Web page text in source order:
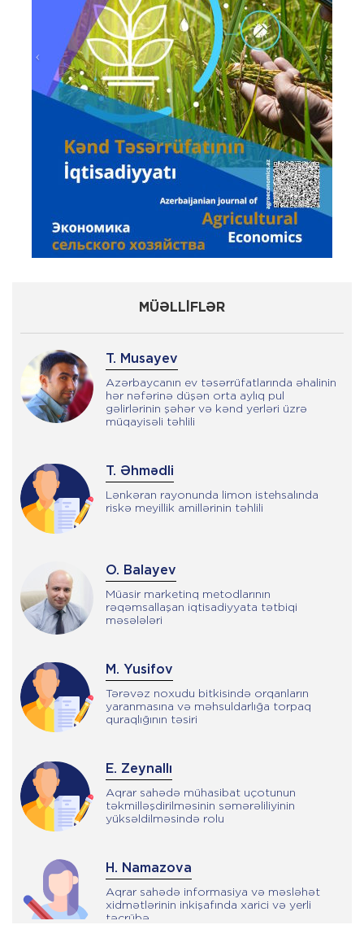
MÜƏLLİFLƏR
T. Musayev
Azərbaycanın ev təsərrüfatlarında əhalinin
hər nəfərinə düşən orta aylıq pul
gəlirlərinin şəhər və kənd yerləri üzrə
müqayisəli təhlili
T. Əhmədli
Lənkəran rayonunda limon istehsalında
riskə meyillik amillərinin təhlili
O. Balayev
Müasir marketinq metodlarının
rəqəmsallaşan iqtisadiyyata tətbiqi
məsələləri
M. Yusifov
Tərəvəz noxudu bitkisində orqanların
yaranmasına və məhsuldarlığa torpaq
quraqlığının təsiri
E. Zeynallı
Aqrar sahədə mühasibat uçotunun
təkmilləşdirilməsinin səmərəliliyinin
yüksəldilməsində rolu
H. Namazova
Aqrar sahədə informasiya və məsləhət
xidmətlərinin inkişafında xarici və yerli
təcrübə